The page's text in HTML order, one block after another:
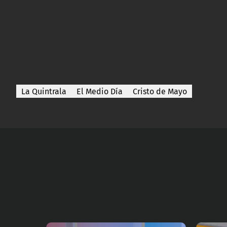
La Quintrala El Medio Día Cristo de Mayo